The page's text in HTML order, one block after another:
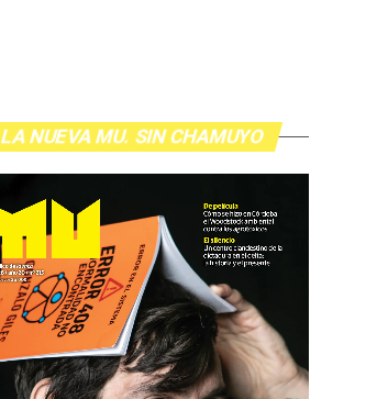
LA NUEVA MU. SIN CHAMUYO